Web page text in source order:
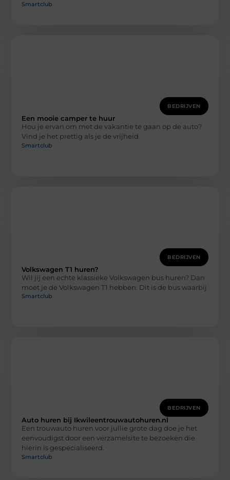
Smartclub
BEDRIJVEN
Een mooie camper te huur
Hou je ervan om met de vakantie te gaan op de auto?
Vind je het prettig als je de vrijheid
Smartclub
BEDRIJVEN
Volkswagen T1 huren?
Wil jij een echte klassieke Volkswagen bus huren? Dan
moet je de Volkswagen T1 hebben. Dit is de bus waarbij
Smartclub
BEDRIJVEN
Auto huren bij Ikwileentrouwautohuren.nl
Een trouwauto huren voor jullie grote dag doe je het
eenvoudigst door een verzamelsite te bezoeken die
hierin is gespecialiseerd.
Smartclub